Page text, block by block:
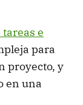
e
para
proyecto, y
en una